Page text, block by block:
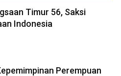
Timur 56, Saksi
Indonesia
Perempuan